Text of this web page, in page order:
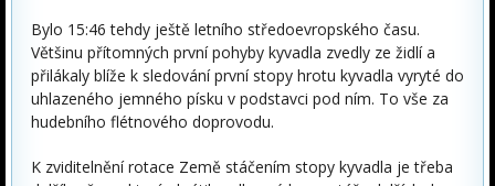
Bylo 15:46 tehdy ještě letního středoevropského času.
Většinu přítomných první pohyby kyvadla zvedly ze židlí a
přilákaly blíže k sledování první stopy hrotu kyvadla vyryté do
uhlazeného jemného písku v podstavci pod ním. To vše za
hudebního flétnového doprovodu.
K zviditelnění rotace Země stáčením stopy kyvadla je třeba